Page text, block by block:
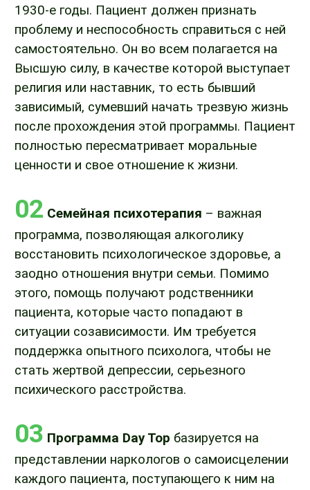
1930-е годы. Пациент должен признать
проблему и неспособность справиться с ней
самостоятельно. Он во всем полагается на
Высшую силу, в качестве которой выступает
религия или наставник, то есть бывший
зависимый, сумевший начать трезвую жизнь
после прохождения этой программы. Пациент
полностью пересматривает моральные
ценности и свое отношение к жизни.
02 Семейная психотерапия – важная
программа, позволяющая алкоголику
восстановить психологическое здоровье, а
заодно отношения внутри семьи. Помимо
этого, помощь получают родственники
пациента, которые часто попадают в
ситуации созависимости. Им требуется
поддержка опытного психолога, чтобы не
стать жертвой депрессии, серьезного
психического расстройства.
03 Программа Day Top базируется на
представлении наркологов о самоисцелении
каждого пациента, поступающего к ним на